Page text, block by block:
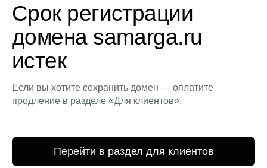
Срок регистрации
домена samarga.ru
истек
Если вы хотите сохранить домен — оплатите
продление в разделе «Для клиентов».
Перейти в раздел для клиентов